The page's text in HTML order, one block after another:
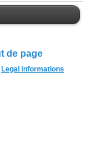
de page
Legal informations